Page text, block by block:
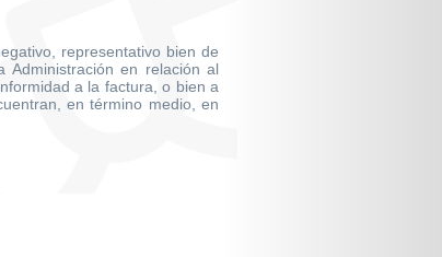
representativo bien de
en relación al
a la factura, o bien a
en término medio, en